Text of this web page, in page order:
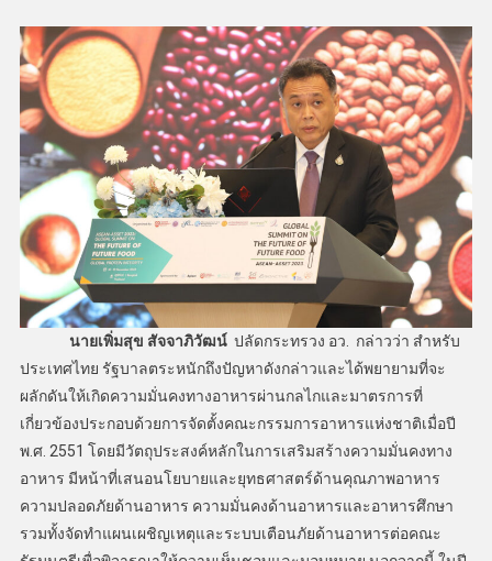
นายเพิ่มสุข สัจจาภิวัฒน์ปลัดกระทรวง อว. กล่าวว่า สำหรับ
ประเทศไทย รัฐบาลตระหนักถึงปัญหาดังกล่าวและได้พยายามที่จะ
ผลักดันให้เกิดความมั่นคงทางอาหารผ่านกลไกและมาตรการที่
เกี่ยวข้องประกอบด้วยการจัดตั้งคณะกรรมการอาหารแห่งชาติเมื่อปี
พ.ศ. 2551 โดยมีวัตถุประสงค์หลักในการเสริมสร้างความมั่นคงทาง
อาหาร มีหน้าที่เสนอนโยบายและยุทธศาสตร์ด้านคุณภาพอาหาร
ความปลอดภัยด้านอาหาร ความมั่นคงด้านอาหารและอาหารศึกษา
รวมทั้งจัดทำแผนเผชิญเหตุและระบบเตือนภัยด้านอาหารต่อคณะ